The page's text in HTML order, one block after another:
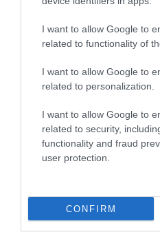
I want to allow Google to
related to functionality of
I want to allow Google to
related to personalization.
I want to allow Google to
related to security,
functionality and fraud
user protection.
CONFIRM
jön a
vessző
sajátja,
van, már